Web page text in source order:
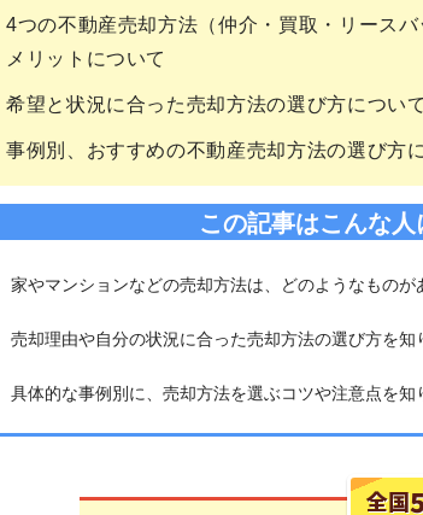
4つの不動産売却方法（仲介・買取・リース
メリットについて
希望と状況に合った売却方法の選び方について
事例別、おすすめの不動産売却方法の選び方
この記事はこんな人
家やマンションなどの売却方法は、どのようなものが
売却理由や自分の状況に合った売却方法の選び方を知
具体的な事例別に、売却方法を選ぶコツや注意点を知